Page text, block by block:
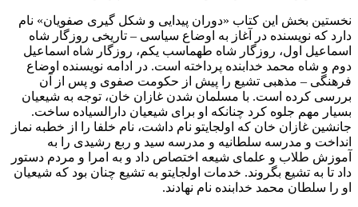
نخستین بخش این کتاب «دوران پیدایی و شکل گیری صفویان» نام
دارد که نویسنده در آغاز به اوضاع سیاسی – تاریخی روزگار شاه
اسماعیل اول، روزگار شاه طهماسب یکم، روزگار شاه اسماعیل
دوم و شاه محمد خدابنده پرداخته است. در ادامه نویسنده اوضاع
فرهنگی – مذهبی تشیع را پیش از حکومت صفوی و پس از آن
بررسی کرده است. با مسلمان شدن غازان خان، توجه به شیعیان
بسیار مهم جلوه کرد چنانکه او برای شیعیان دارالسیاده ساخت.
جانشین غازان خان که اولجایتو نام داشت، نام خلفا را از خطبه نماز
انداخت و مدرسه سلطانیه و مدرسه سید و ربع رشیدی را به
آموزش طلاب و علمای شیعه اختصاص داد و به امرا و مردم دستور
داد تا به تشیع بگروند. خدمات اولجایتو به تشیع چنان بود که شیعیان
او را سلطان محمد خدابنده نام نهادند.